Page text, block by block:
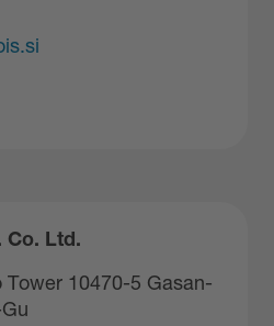
Co. Ltd.
Tower 10470-5 Gasan-